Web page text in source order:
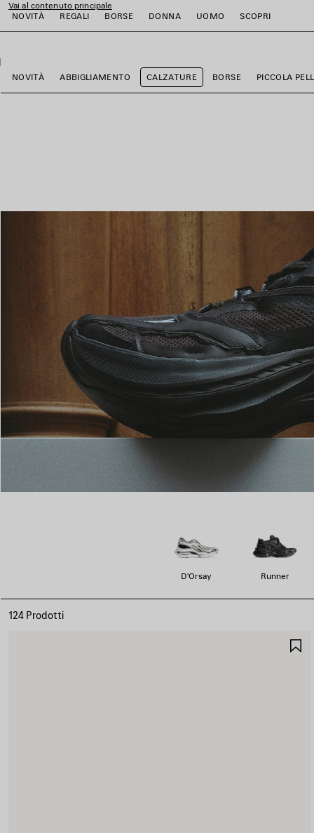
Vai al contenuto principale
NOVITÀ
REGALI BORSE DONNA UOMO SCOPRI
NOVITÀ ABBIGLIAMENTO CALZATURE BORSE PICCOLA
D'Orsay Runner
124 Prodotti